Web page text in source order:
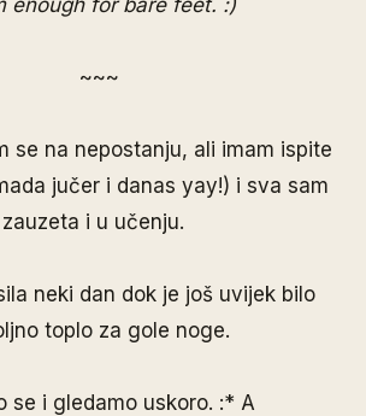
enough for bare feet. :)
~~~
se na nepostanju, ali imam ispite
jučer i danas yay!) i sva sam
zauzeta i u učenju.
neki dan dok je još uvijek bilo
toplo za gole noge.
se i gledamo uskoro. :* A